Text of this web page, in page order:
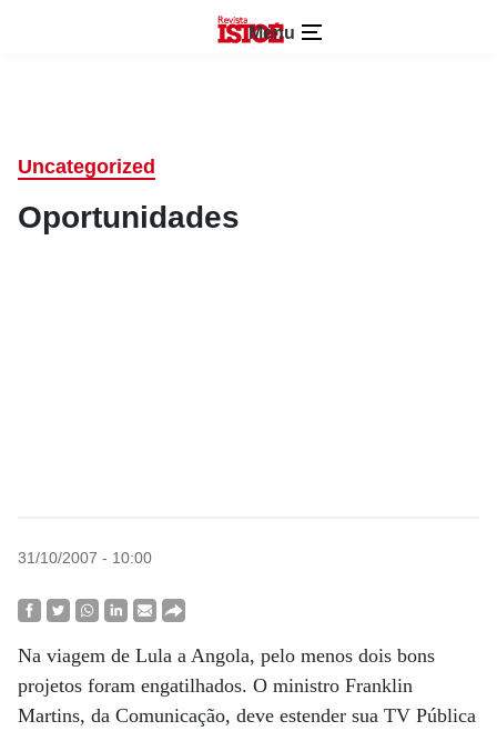
Menu
Uncategorized
Oportunidades
31/10/2007 - 10:00
Na viagem de Lula a Angola, pelo menos dois bons
projetos foram engatilhados. O ministro Franklin
Martins, da Comunicação, deve estender sua TV Pública